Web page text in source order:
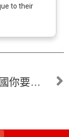
to their
【移民英國你要知】英國稅務全解析 稅務常見問題